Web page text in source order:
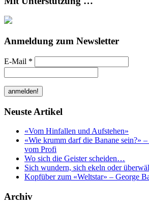
Anmeldung zum Newsletter
E-Mail *
Neuste Artikel
«Vom Hinfallen und Aufstehen»
«Wie krumm darf die Banane sein?»
vom Profi
Wo sich die Geister scheiden…
Sich wundern, sich ekeln oder
Kopfüber zum «Weltstar» – George
Archiv